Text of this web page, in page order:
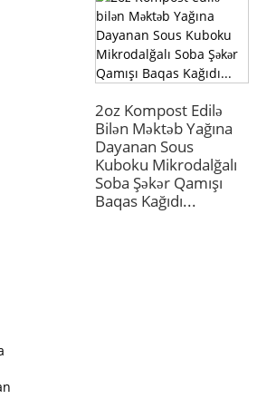
2oz Kompost Edilə
Bilən Məktəb Yağına
Dayanan Sous
Kuboku Mikrodalğalı
Soba Şəkər Qamışı
Baqas Kağıdı...